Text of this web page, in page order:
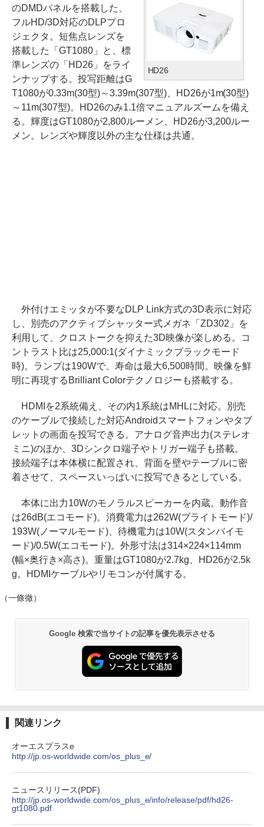
HD26
のDMDパネルを搭載した、
フルHD/3D対応のDLPプロ
ジェクタ。短焦点レンズを
搭載した「GT1080」と、標
準レンズの「HD26」をライ
ンナップする。投写距離はG
T1080が0.33m(30型)～3.39m(307型)、HD26が1m(30型)
～11m(307型)。HD26のみ1.1倍マニュアルズームを備え
る。輝度はGT1080が2,800ルーメン、HD26が3,200ルー
メン。レンズや輝度以外の主な仕様は共通。
外付けエミッタが不要なDLP Link方式の3D表示に対応
し、別売のアクティブシャッター式メガネ「ZD302」を
利用して、クロストークを抑えた3D映像が楽しめる。コ
ントラスト比は25,000:1(ダイナミックブラックモード
時)。ランプは190Wで、寿命は最大6,500時間。映像を鮮
明に再現するBrilliant Colorテクノロジーも搭載する。
HDMIを2系統備え、その内1系統はMHLに対応。別売
のケーブルで接続した対応Androidスマートフォンやタブ
レットの画面を投写できる。アナログ音声出力(ステレオ
ミニ)のほか、3Dシンクロ端子やトリガー端子も搭載。
接続端子は本体横に配置され、背面を壁やテーブルに密
着させて、スペースいっぱいに投写できるとしている。
本体に出力10Wのモノラルスピーカーを内蔵。動作音
は26dB(エコモード)。消費電力は262W(ブライトモード)/
193W(ノーマルモード)、待機電力は10W(スタンバイモ
ード)/0.5W(エコモード)。外形寸法は314×224×114mm
(幅×奥行き×高さ)。重量はGT1080が2.7kg、HD26が2.5k
g。HDMIケーブルやリモコンが付属する。
（一條徹）
Google 検索で当サイトの記事を優先表示させる
関連リンク
オーエスプラスe
http://jp.os-worldwide.com/os_plus_e/
ニュースリリース(PDF)
http://jp.os-worldwide.com/os_plus_e/info/release/pdf/hd26-
gt1080.pdf